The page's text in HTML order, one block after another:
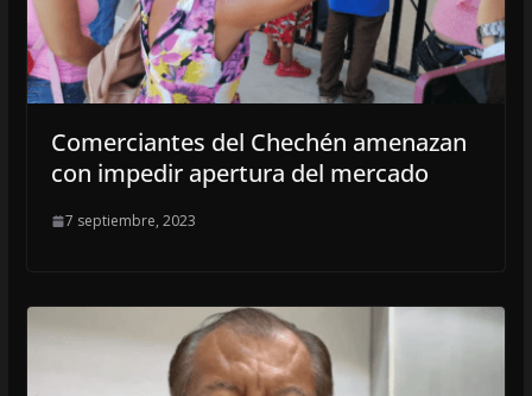
Comerciantes del Chechén amenazan
con impedir apertura del mercado
7 septiembre, 2023